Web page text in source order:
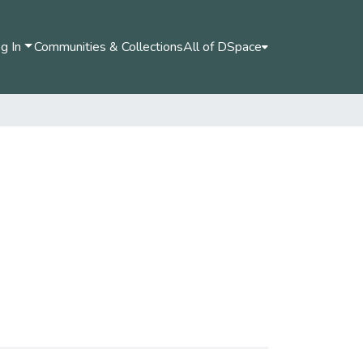
In Communities & CollectionsAll of DSpace